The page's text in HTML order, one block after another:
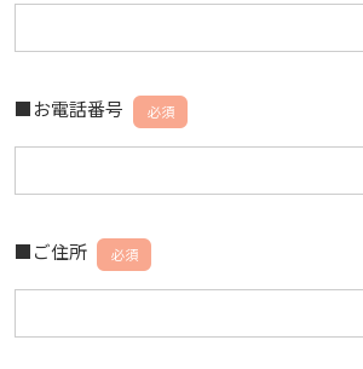
■お電話番号 必須
■ご住所 必須